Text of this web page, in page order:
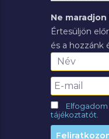
Ne
Értesüljön
és a hozzánk
Elfogadom
tájékoztatót.